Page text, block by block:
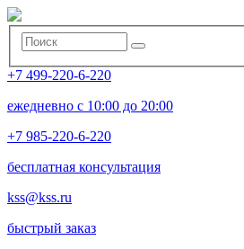
+7 499-220-6-220
ежедневно с 10:00 до 20:00
+7 985-220-6-220
бесплатная консультация
kss@kss.ru
быстрый заказ